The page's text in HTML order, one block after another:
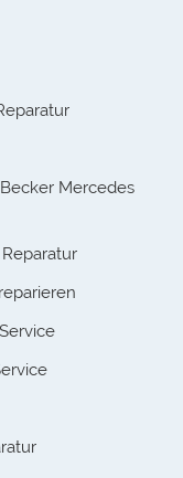
Mercedes